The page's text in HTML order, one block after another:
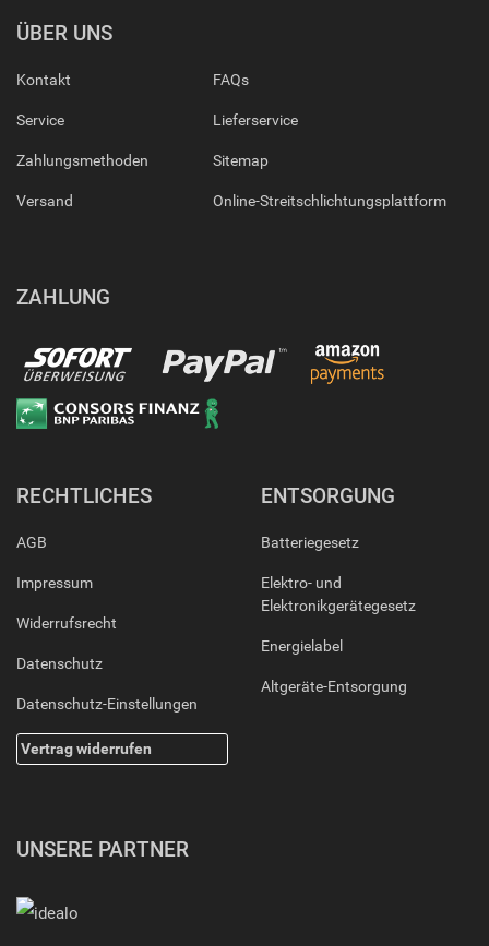
ÜBER UNS
Kontakt
Service
Zahlungsmethoden
Versand
FAQs
Lieferservice
Sitemap
Online-Streitschlichtungsplattform
ZAHLUNG
RECHTLICHES
AGB
Impressum
Widerrufsrecht
Datenschutz
Datenschutz-Einstellungen
Vertrag widerrufen
ENTSORGUNG
Batteriegesetz
Elektro- und
Elektronikgerätegesetz
Energielabel
Altgeräte-Entsorgung
UNSERE PARTNER